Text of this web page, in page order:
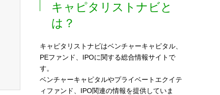
キャピタリストナビと
は？
キャピタリストナビはベンチャーキャピタル、
PEファンド、IPOに関する総合情報サイトで
す。
ベンチャーキャピタルやプライベートエクイテ
ィファンド、IPO関連の情報を提供していま